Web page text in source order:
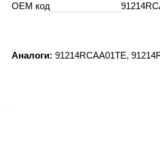
OEM код
Аналоги: 91214RCAA01TE,